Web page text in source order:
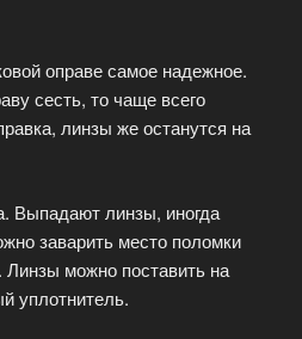
оправе самое надежное.
сесть, то чаще всего
линзы же останутся на
Выпадают линзы, иногда
заварить место поломки
Линзы можно поставить на
уплотнитель.